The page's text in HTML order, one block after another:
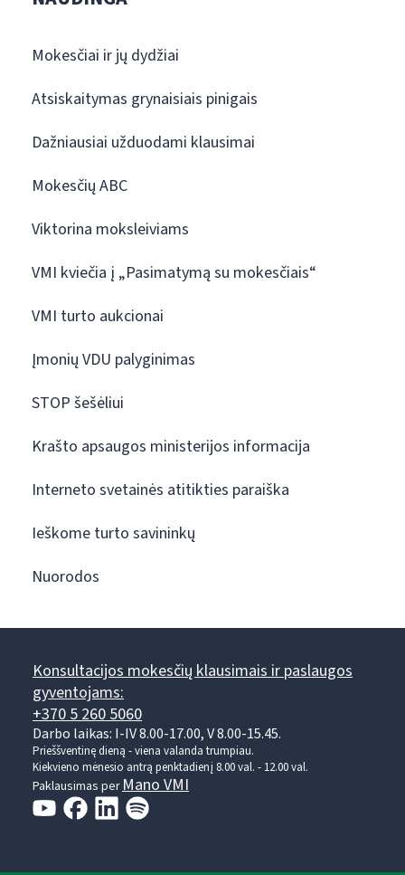
Mokesčiai ir jų dydžiai
Atsiskaitymas grynaisiais pinigais
Dažniausiai užduodami klausimai
Mokesčių ABC
Viktorina moksleiviams
VMI kviečia į „Pasimatymą su mokesčiais“
VMI turto aukcionai
Įmonių VDU palyginimas
STOP šešėliui
Krašto apsaugos ministerijos informacija
Interneto svetainės atitikties paraiška
Ieškome turto savininkų
Nuorodos
Konsultacijos mokesčių klausimais ir paslaugos
gyventojams:
+370 5 260 5060
Darbo laikas: I-IV 8.00-17.00, V 8.00-15.45.
Prieššventinę dieną - viena valanda trumpiau.
Kiekvieno mėnesio antrą penktadienį 8.00 val. - 12.00 val.
Paklausimas perMano VMI